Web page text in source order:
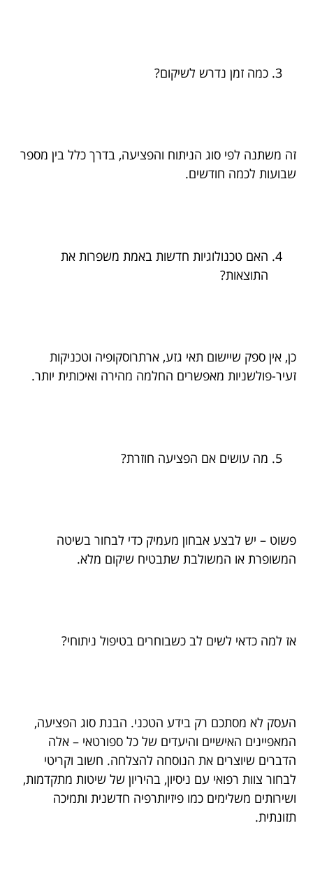
כמה זמן נדרש לשיקום?
זה משתנה לפי סוג הניתוח והפציעה, בדרך כלל בין מספר
שבועות לכמה חודשים.
האם טכנולוגיות חדשות באמת משפרות את
התוצאות?
כן, אין ספק שיישום תאי גזע, ארתרוסקופיה וטכניקות
זעיר-פולשניות מאפשרים החלמה מהירה ואיכותית יותר.
מה עושים אם הפציעה חוזרת?
פשוט – יש לבצע אבחון מעמיק כדי לבחור בשיטה
המשופרת או המשולבת שתבטיח שיקום מלא.
אז למה כדאי לשים לב כשבוחרים בטיפול ניתוחי?
העסק לא מסתכם רק בידע הטכני. הבנת סוג הפציעה,
המאפיינים האישיים והיעדים של כל ספורטאי – אלה
הדברים שיוצרים את הנוסחה להצלחה. חשוב וקריטי
לבחור צוות רפואי עם ניסיון, בהיריון של שיטות מתקדמות,
ושירותים משלימים כמו פיזיותרפיה חדשנית ותמיכה
תזונתית.